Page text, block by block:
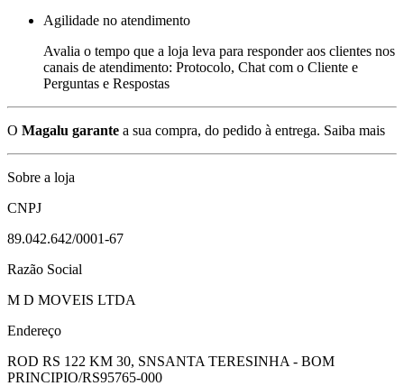
Agilidade no atendimento
Avalia o tempo que a loja leva para responder aos clientes nos
canais de atendimento: Protocolo, Chat com o Cliente e
Perguntas e Respostas
O Magalu garante a sua compra, do pedido à entrega. Saiba mais
Sobre a loja
CNPJ
89.042.642/0001-67
Razão Social
M D MOVEIS LTDA
Endereço
ROD RS 122 KM 30, SNSANTA TERESINHA - BOM
PRINCIPIO/RS95765-000